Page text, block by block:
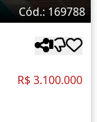
Cód.: 169788
R$ 3.100.000